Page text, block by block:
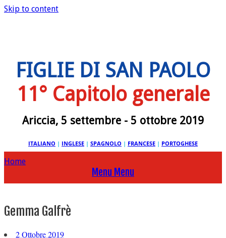
Skip to content
FIGLIE DI SAN PAOLO
11° Capitolo generale
Ariccia, 5 settembre - 5 ottobre 2019
ITALIANO | INGLESE | SPAGNOLO | FRANCESE | PORTOGHESE
Home
Menu Menu
Gemma Galfrè
2 Ottobre 2019